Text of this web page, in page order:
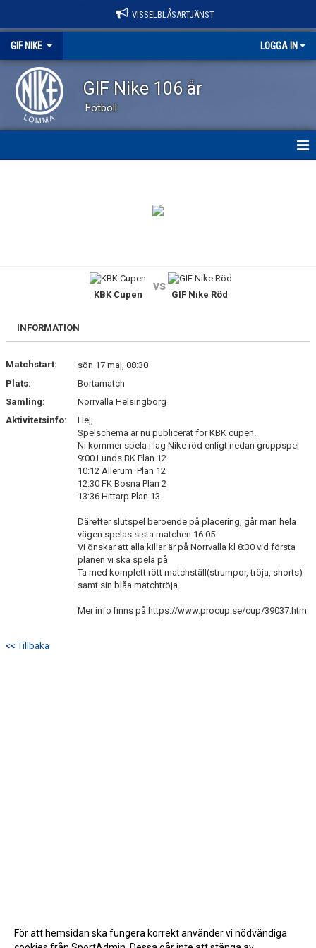
VISSELBLÅSARTJÄNST
GIF NIKE LOGGA IN
GIF Nike 106 år
Fotboll
FÖRENINGSKALENDER
FÖRENINGSKALENDER 2026
KALENDER
MATCHER
VECKANS MATCHER
KALENDER 2026_1 MED HELGDAGAR
IDROTTSFÖRSÄKRING
KBK Cupen
vs
GIF Nike Röd
INFORMATION
Matchstart:
sön 17 maj, 08:30
Plats:
Bortamatch
Samling:
Norrvalla Helsingborg
Aktivitetsinfo:
Hej,
Spelschema är nu publicerat för KBK cupen.
Ni kommer spela i lag Nike röd enligt nedan gruppspel
9:00 Lunds BK Plan 12
10:12 Allerum Plan 12
12:30 FK Bosna Plan 2
13:36 Hittarp Plan 13
Därefter slutspel beroende på placering, går man hela
vägen spelas sista matchen 16:05
Vi önskar att alla killar är på Norrvalla kl 8:30 vid första
planen vi ska spela på
Ta med komplett rött matchställ(strumpor, tröja, shorts)
samt sin blåa matchtröja.
Mer info finns på https://www.procup.se/cup/39037.htm
<< Tillbaka
För att hemsidan ska fungera korrekt använder vi nödvändiga